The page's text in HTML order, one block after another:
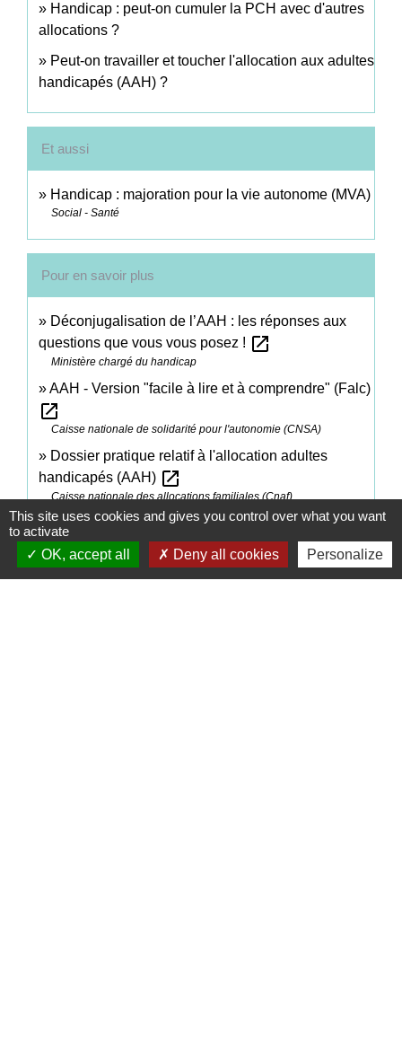
Handicap : peut-on cumuler la PCH avec d'autres
allocations ?
Peut-on travailler et toucher l'allocation aux adultes
handicapés (AAH) ?
Et aussi
Handicap : majoration pour la vie autonome (MVA)
Social - Santé
Pour en savoir plus
Déconjugalisation de l’AAH : les réponses aux
questions que vous vous posez ! open_in_new
Ministère chargé du handicap
AAH - Version "facile à lire et à comprendre" (Falc)
open_in_new
Caisse nationale de solidarité pour l'autonomie (CNSA)
Dossier pratique relatif à l'allocation adultes
handicapés (AAH) open_in_new
Caisse nationale des allocations familiales (Cnaf)
Handicap : guide-barème pour l'évaluation des
déficiences et incapacitésopen_in_new
Direction de l'information légale et administrative (Dila) - Première
ministre
This site uses cookies and gives you control over what you want
to activate
OK, accept all
Deny all cookies Personalize